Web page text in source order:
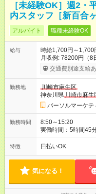
［未経験OK］週2・
内スタッフ［新百合
アルバイト 職種未経験OK
給与
時給1,700円～1,700
交通費別途支給
勤務地
川崎市麻生区
神奈川県川崎市麻生
パーソルマーケテ
勤務時間
8:50～15:20
実働時間：5時間45
特徴 日払いOK
気になる！